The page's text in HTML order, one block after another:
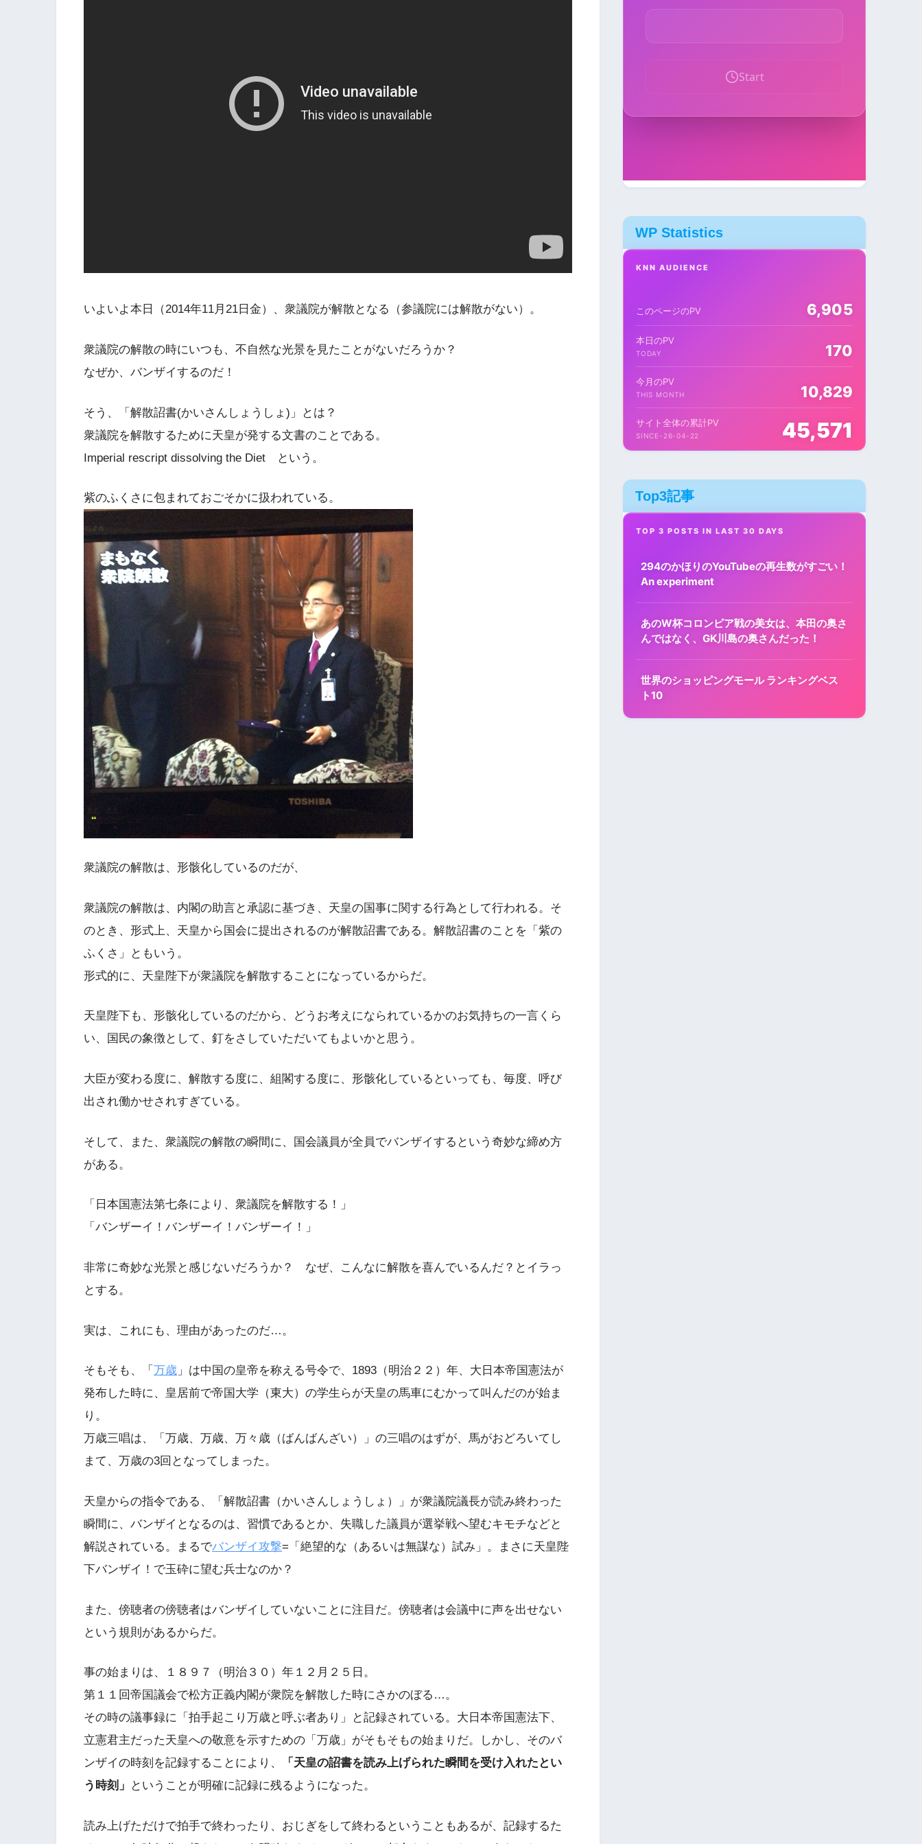
いよいよ本日（2014年11月21日金）、衆議院が解散となる（参議院には解散がない）。
衆議院の解散の時にいつも、不自然な光景を見たことがないだろうか？
なぜか、バンザイするのだ！
そう、「解散詔書(かいさんしょうしょ)」とは？
衆議院を解散するために天皇が発する文書のことである。
Imperial rescript dissolving the Diet という。
紫のふくさに包まれておごそかに扱われている。
衆議院の解散は、形骸化しているのだが、
衆議院の解散は、内閣の助言と承認に基づき、天皇の国事に関する行為として行われる。そ
のとき、形式上、天皇から国会に提出されるのが解散詔書である。解散詔書のことを「紫の
ふくさ」ともいう。
形式的に、天皇陛下が衆議院を解散することになっているからだ。
天皇陛下も、形骸化しているのだから、どうお考えになられているかのお気持ちの一言くら
い、国民の象徴として、釘をさしていただいてもよいかと思う。
大臣が変わる度に、解散する度に、組閣する度に、形骸化しているといっても、毎度、呼び
出され働かせされすぎている。
そして、また、衆議院の解散の瞬間に、国会議員が全員でバンザイするという奇妙な締め方
がある。
「日本国憲法第七条により、衆議院を解散する！」
「バンザーイ！バンザーイ！バンザーイ！」
非常に奇妙な光景と感じないだろうか？ なぜ、こんなに解散を喜んでいるんだ？とイラっ
とする。
実は、これにも、理由があったのだ…。
そもそも、「 万歳 」は中国の皇帝を称える号令で、1893（明治２２）年、大日本帝国憲法が
発布した時に、皇居前で帝国大学（東大）の学生らが天皇の馬車にむかって叫んだのが始ま
り。
万歳三唱は、「万歳、万歳、万々歳（ばんばんざい）」の三唱のはずが、馬がおどろいてし
まて、万歳の3回となってしまった。
天皇からの指令である、「解散詔書（かいさんしょうしょ）」が衆議院議長が読み終わった
瞬間に、バンザイとなるのは、習慣であるとか、失職した議員が選挙戦へ望むキモチなどと
解説されている。まるでバンザイ攻撃=「絶望的な（あるいは無謀な）試み」。まさに天皇陛
下バンザイ！で玉砕に望む兵士なのか？
また、傍聴者の傍聴者はバンザイしていないことに注目だ。傍聴者は会議中に声を出せない
という規則があるからだ。
事の始まりは、１８９７（明治３０）年１２月２５日。
第１１回帝国議会で松方正義内閣が衆院を解散した時にさかのぼる…。
その時の議事録に「拍手起こり万歳と呼ぶ者あり」と記録されている。大日本帝国憲法下、
立憲君主だった天皇への敬意を示すための「万歳」がそもそもの始まりだ。しかし、そのバ
ンザイの時刻を記録することにより、
「天皇の詔書を読み上げられた瞬間を受け入れたとい
う時刻」
ということが明確に記録に残るようになった。
読み上げただけで拍手で終わったり、おじぎをして終わるということもあるが、記録するた
WP Statistics
KNN AUDIENCE
このページのPV 6,905
本日のPV
TODAY 170
今月のPV
THIS MONTH 10,829
サイト全体の累計PV
SINCE-26-04-22 45,571
Top3記事
TOP 3 POSTS IN LAST 30 DAYS
294のかほりのYouTubeの再生数がすごい！
An experiment
あのW杯コロンビア戦の美女は、本田の奥さ
んではなく、GK川島の奥さんだった！
世界のショッピングモール ランキングベス
ト10